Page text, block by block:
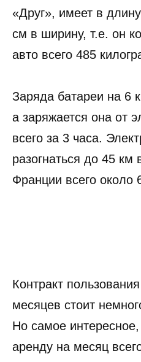
«Друг», имеет в
см в ширину, т.е. он
авто всего 485
Заряда батареи на 6
а заряжается она от
всего за 3 часа.
разогнаться до 45 км
Франции всего около
Контракт
месяцев стоит
Но самое
аренду на месяц